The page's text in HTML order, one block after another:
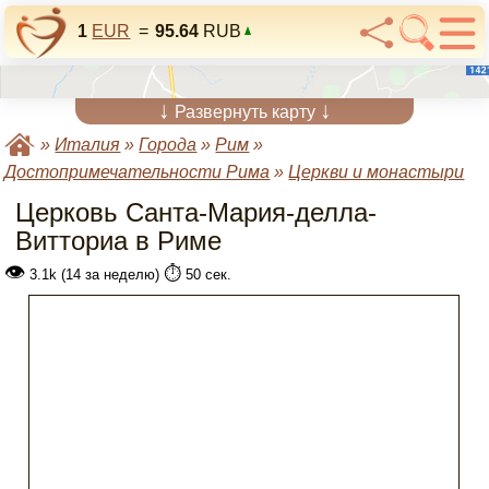
1 EUR = 95.64 RUB
↓ Развернуть карту ↓
»Италия »Города »Рим »
Достопримечательности Рима »Церкви и монастыри
Церковь Санта-Мария-делла-
Витториа в Риме
👁 3.1k (14 за неделю) ⏱️ 50 сек.